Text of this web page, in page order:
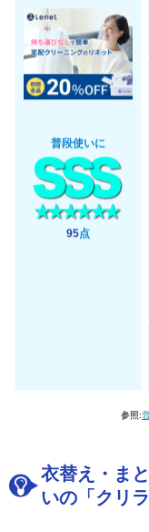
普段使いに
95点
参照:
衣替え・ま
いの「クリラ